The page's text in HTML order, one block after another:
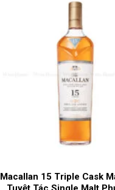
Macallan 15 Triple Cask